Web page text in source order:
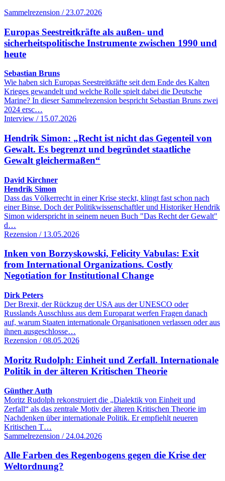
Sammelrezension / 23.07.2026
Europas Seestreitkräfte als außen- und
sicherheitspolitische Instrumente zwischen 1990 und
heute
Sebastian Bruns
Wie haben sich Europas Seestreitkräfte seit dem Ende des Kalten
Krieges gewandelt und welche Rolle spielt dabei die Deutsche
Marine? In dieser Sammelrezension bespricht Sebastian Bruns zwei
2024 ersc…
Interview / 15.07.2026
Hendrik Simon: „Recht ist nicht das Gegenteil von
Gewalt. Es begrenzt und begründet staatliche
Gewalt gleichermaßen“
David Kirchner
Hendrik Simon
Dass das Völkerrecht in einer Krise steckt, klingt fast schon nach
einer Binse. Doch der Politikwissenschaftler und Historiker Hendrik
Simon widerspricht in seinem neuen Buch "Das Recht der Gewalt"
d…
Rezension / 13.05.2026
Inken von Borzyskowski, Felicity Vabulas: Exit
from International Organizations. Costly
Negotiation for Institutional Change
Dirk Peters
Der Brexit, der Rückzug der USA aus der UNESCO oder
Russlands Ausschluss aus dem Europarat werfen Fragen danach
auf, warum Staaten internationale Organisationen verlassen oder aus
ihnen ausgeschlosse…
Rezension / 08.05.2026
Moritz Rudolph: Einheit und Zerfall. Internationale
Politik in der älteren Kritischen Theorie
Günther Auth
Moritz Rudolph rekonstruiert die „Dialektik von Einheit und
Zerfall“ als das zentrale Motiv der älteren Kritischen Theorie im
Nachdenken über internationale Politik. Er empfiehlt neueren
Kritischen T…
Sammelrezension / 24.04.2026
Alle Farben des Regenbogens gegen die Krise der
Weltordnung?